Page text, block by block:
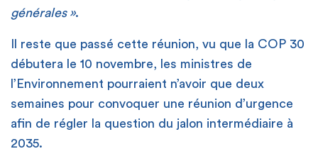
générales ».
Il reste que passé cette réunion, vu que la COP 30
débutera le 10 novembre, les ministres de
l’Environnement pourraient n’avoir que deux
semaines pour convoquer une réunion d’urgence
afin de régler la question du jalon intermédiaire à
2035.